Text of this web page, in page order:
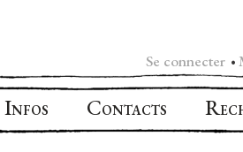
Se connecter •
INFOS CONTACTS R